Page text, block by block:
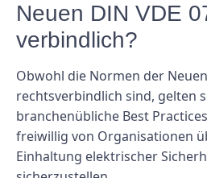
Neuen DIN VDE
verbindlich?
Obwohl die Normen der
rechtsverbindlich sind, gelten
branchenübliche Best
freiwillig von Organisationen
Einhaltung elektrischer